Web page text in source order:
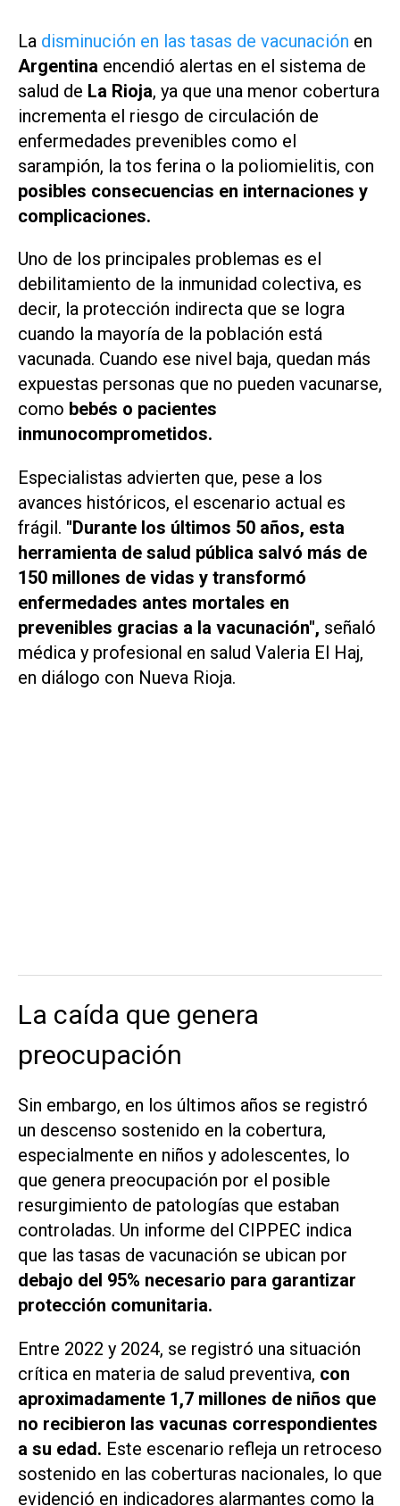
La disminución en las tasas de vacunación en
Argentina encendió alertas en el sistema de
salud de La Rioja, ya que una menor cobertura
incrementa el riesgo de circulación de
enfermedades prevenibles como el
sarampión, la tos ferina o la poliomielitis, con
posibles consecuencias en internaciones y
complicaciones.
Uno de los principales problemas es el
debilitamiento de la inmunidad colectiva, es
decir, la protección indirecta que se logra
cuando la mayoría de la población está
vacunada. Cuando ese nivel baja, quedan más
expuestas personas que no pueden vacunarse,
como bebés o pacientes
inmunocomprometidos.
Especialistas advierten que, pese a los
avances históricos, el escenario actual es
frágil. "Durante los últimos 50 años, esta
herramienta de salud pública salvó más de
150 millones de vidas y transformó
enfermedades antes mortales en
prevenibles gracias a la vacunación", señaló
médica y profesional en salud Valeria El Haj,
en diálogo con Nueva Rioja.
La caída que genera
preocupación
Sin embargo, en los últimos años se registró
un descenso sostenido en la cobertura,
especialmente en niños y adolescentes, lo
que genera preocupación por el posible
resurgimiento de patologías que estaban
controladas. Un informe del CIPPEC indica
que las tasas de vacunación se ubican por
debajo del 95% necesario para garantizar
protección comunitaria.
Entre 2022 y 2024, se registró una situación
crítica en materia de salud preventiva, con
aproximadamente 1,7 millones de niños que
no recibieron las vacunas correspondientes
a su edad. Este escenario refleja un retroceso
sostenido en las coberturas nacionales, lo que
evidenció en indicadores alarmantes como la